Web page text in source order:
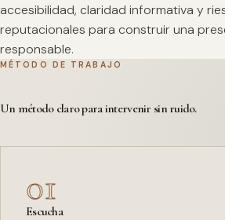
accesibilidad, claridad informativa y
reputacionales para construir una
responsable.
MÉTODO DE TRABAJO
Un método claro para intervenir sin ruido.
01
Escucha